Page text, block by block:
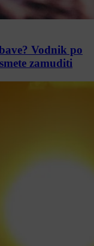
Vodnik po
zamuditi